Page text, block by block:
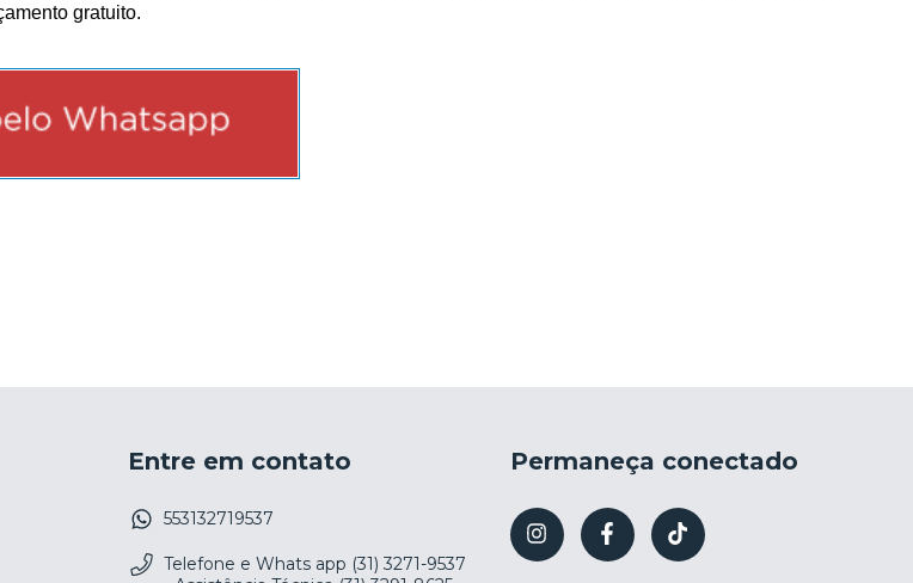
gratuito.
Entre em contato
553132719537
Telefone e Whats app (31) 3271-9537
Permaneça conectado